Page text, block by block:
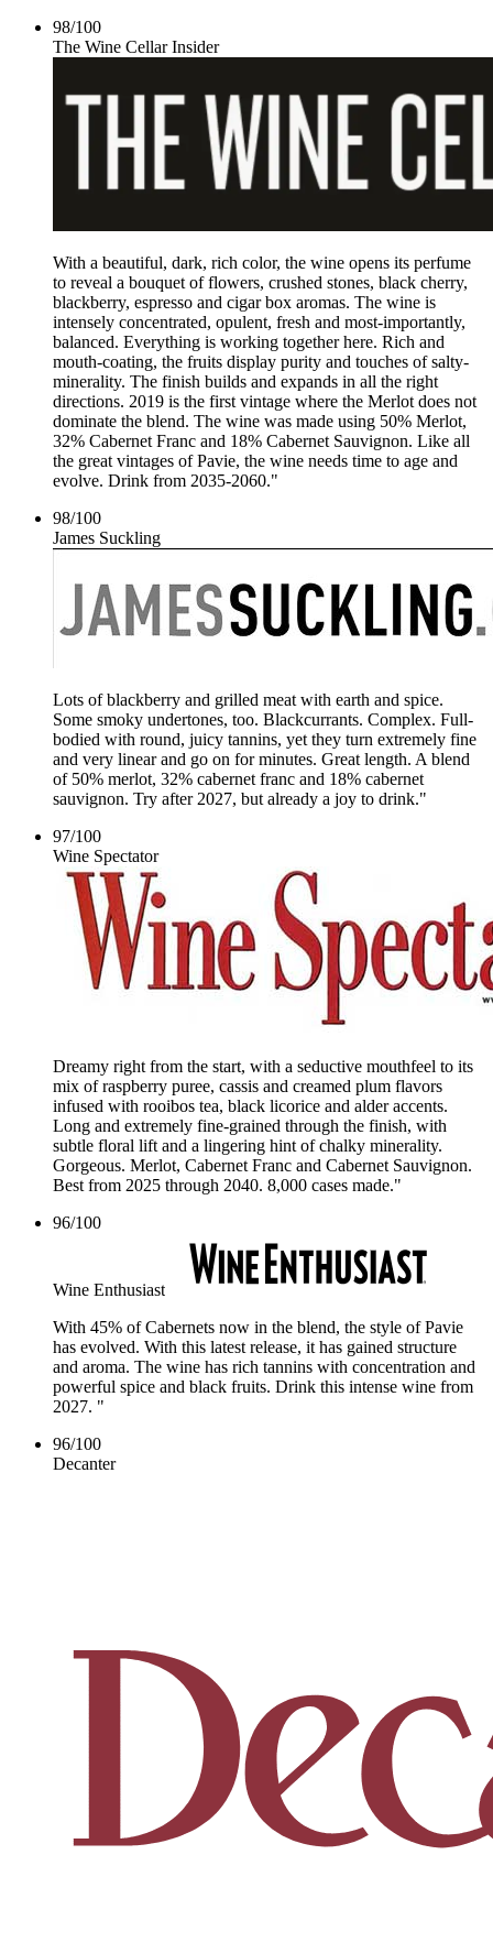
98/100
The Wine Cellar Insider
With a beautiful, dark, rich color, the wine opens its perfume
to reveal a bouquet of flowers, crushed stones, black cherry,
blackberry, espresso and cigar box aromas. The wine is
intensely concentrated, opulent, fresh and most-importantly,
balanced. Everything is working together here. Rich and
mouth-coating, the fruits display purity and touches of salty-
minerality. The finish builds and expands in all the right
directions. 2019 is the first vintage where the Merlot does not
dominate the blend. The wine was made using 50% Merlot,
32% Cabernet Franc and 18% Cabernet Sauvignon. Like all
the great vintages of Pavie, the wine needs time to age and
evolve. Drink from 2035-2060."
98/100
James Suckling
Lots of blackberry and grilled meat with earth and spice.
Some smoky undertones, too. Blackcurrants. Complex. Full-
bodied with round, juicy tannins, yet they turn extremely fine
and very linear and go on for minutes. Great length. A blend
of 50% merlot, 32% cabernet franc and 18% cabernet
sauvignon. Try after 2027, but already a joy to drink."
97/100
Wine Spectator
Dreamy right from the start, with a seductive mouthfeel to its
mix of raspberry puree, cassis and creamed plum flavors
infused with rooibos tea, black licorice and alder accents.
Long and extremely fine-grained through the finish, with
subtle floral lift and a lingering hint of chalky minerality.
Gorgeous. Merlot, Cabernet Franc and Cabernet Sauvignon.
Best from 2025 through 2040. 8,000 cases made."
96/100
Wine Enthusiast
With 45% of Cabernets now in the blend, the style of Pavie
has evolved. With this latest release, it has gained structure
and aroma. The wine has rich tannins with concentration and
powerful spice and black fruits. Drink this intense wine from
2027. "
96/100
Decanter